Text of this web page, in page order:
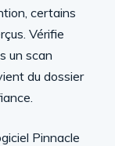
certains
Vérifie
un scan
du dossier
Pinnacle